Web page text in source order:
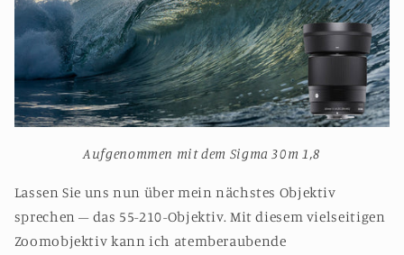
Aufgenommen mit dem Sigma 30m 1,8
Lassen Sie uns nun über mein nächstes Objektiv
sprechen – das 55-210-Objektiv. Mit diesem vielseitigen
Zoomobjektiv kann ich atemberaubende